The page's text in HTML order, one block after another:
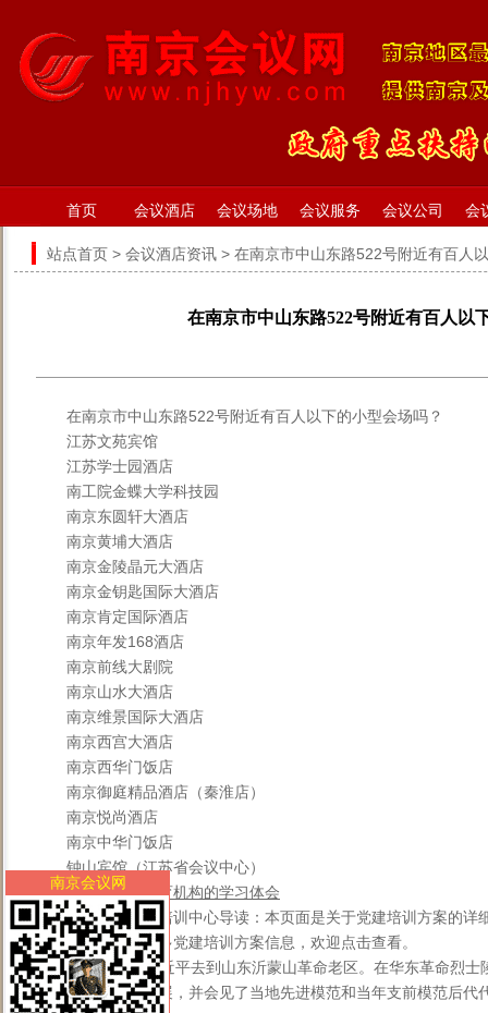
首页 会议酒店 会议场地 会议服务 会议公司 会
站点首页 > 会议酒店资讯 > 在南京市中山东路522号附近有百人
在南京市中山东路522号附近有百人以
在南京市中山东路522号附近有百人以下的小型会场吗？
江苏文苑宾馆
江苏学士园酒店
南工院金蝶大学科技园
南京东圆轩大酒店
南京黄埔大酒店
南京金陵晶元大酒店
南京金钥匙国际大酒店
南京肯定国际酒店
南京年发168酒店
南京前线大剧院
南京山水大酒店
南京维景国际大酒店
南京西宫大酒店
南京西华门饭店
南京御庭精品酒店（秦淮店）
南京悦尚酒店
南京中华门饭店
钟山宾馆（江苏省会议中心）
开封市党性教育机构的学习体会
红色文化教育培训中心导读：本页面是关于党建培训方案的详
如果您还想了解更多党建培训方案信息，欢迎点击查看。
同年11月，习近平去到山东沂蒙山革命老区。在华东革命烈
篮，参观沂蒙精神展，并会见了当地先进模范和当年支前模范后代
南京会议网